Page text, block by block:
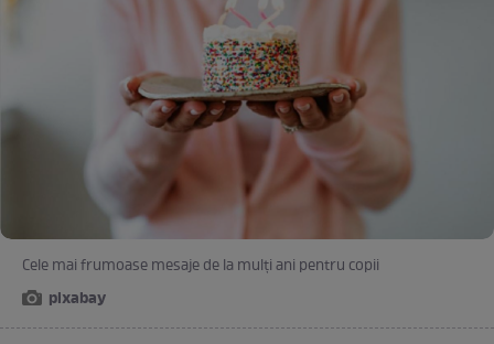
Cele mai frumoase mesaje de la mulți ani pentru copii
pixabay